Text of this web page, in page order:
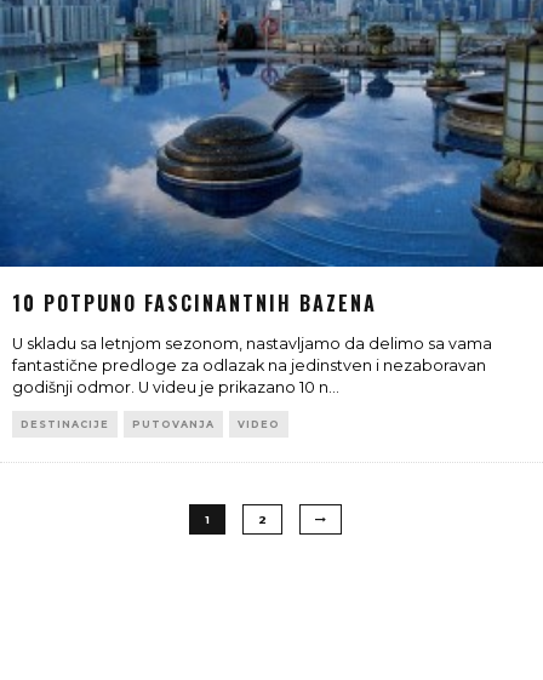
10 POTPUNO FASCINANTNIH BAZENA
U skladu sa letnjom sezonom, nastavljamo da delimo sa vama
fantastične predloge za odlazak na jedinstven i nezaboravan
godišnji odmor. U videu je prikazano 10 n...
DESTINACIJE PUTOVANJA VIDEO
1 2